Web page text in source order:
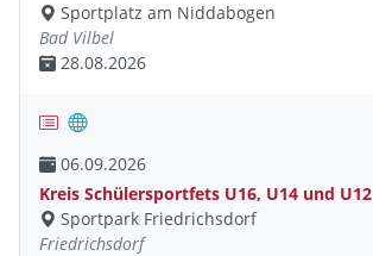
Sportplatz am Niddabogen
Bad Vilbel
28.08.2026
06.09.2026
Kreis Schülersportfets U16, U14 und U12
Sportpark Friedrichsdorf
Friedrichsdorf